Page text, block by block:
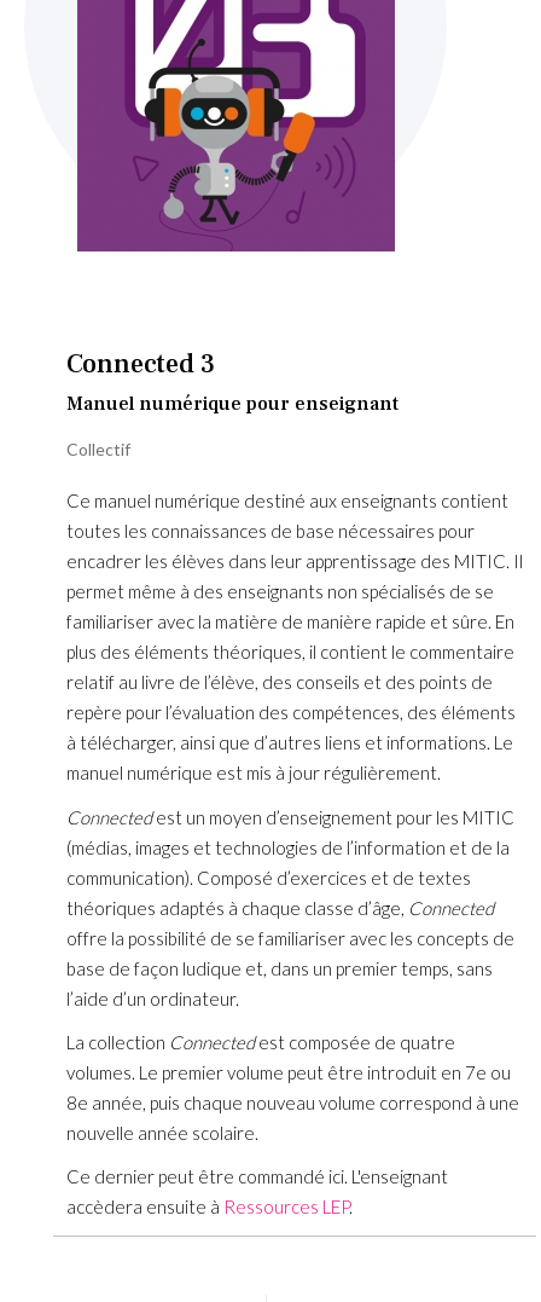
Connected 3
Manuel numérique pour enseignant
Collectif
Ce manuel numérique destiné aux enseignants contient
toutes les connaissances de base nécessaires pour
encadrer les élèves dans leur apprentissage des MITIC. Il
permet même à des enseignants non spécialisés de se
familiariser avec la matière de manière rapide et sûre. En
plus des éléments théoriques, il contient le commentaire
relatif au livre de l’élève, des conseils et des points de
repère pour l’évaluation des compétences, des éléments
à télécharger, ainsi que d’autres liens et informations. Le
manuel numérique est mis à jour régulièrement.
Connectedest un moyen d’enseignement pour les MITIC
(médias, images et technologies de l’information et de la
communication). Composé d’exercices et de textes
théoriques adaptés à chaque classe d’âge, Connected
offre la possibilité de se familiariser avec les concepts de
base de façon ludique et, dans un premier temps, sans
l’aide d’un ordinateur.
La collection Connectedest composée de quatre
volumes. Le premier volume peut être introduit en 7e ou
8e année, puis chaque nouveau volume correspond à une
nouvelle année scolaire.
Ce dernier peut être commandé ici. L'enseignant
accèdera ensuite à Ressources LEP.
of
the
gallery